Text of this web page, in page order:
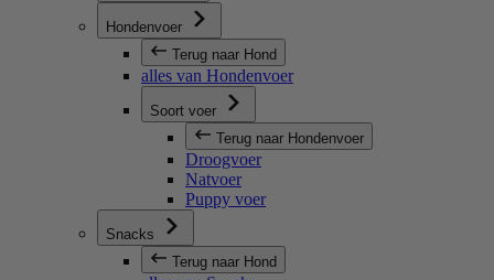
Hondenvoer
Terug naar Hond
alles van Hondenvoer
Soort voer
Terug naar Hondenvoer
Droogvoer
Natvoer
Puppy voer
Snacks
Terug naar Hond